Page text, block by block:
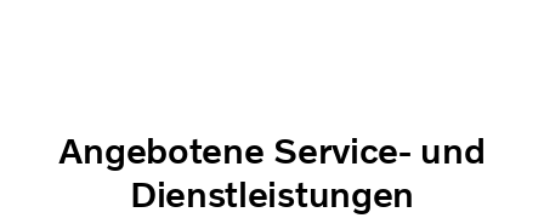
Angebotene Service- und
Dienstleistungen